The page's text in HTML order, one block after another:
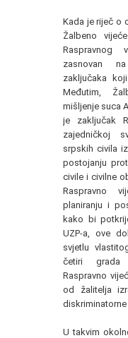
Kada je riječ o
Žalbeno
Raspravnog
zasnovan
zaključaka
Međutim,
mišljenje suca
je zaključak
zajedničkoj
srpskih civila
postojanju
civile i civilne
Raspravno
planiranju i
kako bi
UZP-a, ove
svjetlu
četiri grada
Raspravno
od žalitelja
U takvim